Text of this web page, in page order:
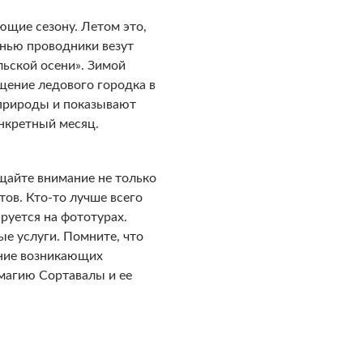
сезону. Летом это,
проводники везут
осени». Зимой
ледового городка в
и показывают
месяц.
внимание не только
Кто-то лучше всего
на фототурах.
услуги. Помните, что
возникающих
Сортавалы и ее